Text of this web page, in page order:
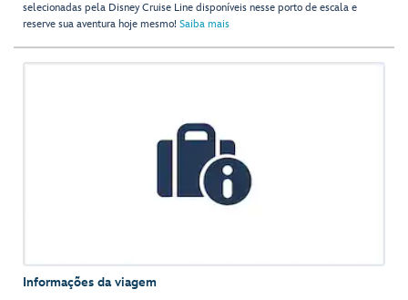
selecionadas pela Disney Cruise Line disponíveis nesse porto de escala e
reserve sua aventura hoje mesmo! Saiba mais
Informações da viagem